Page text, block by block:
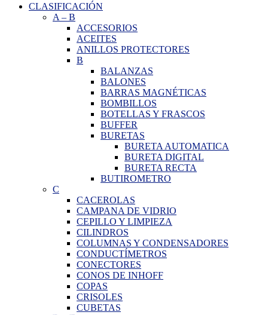
CLASIFICACIÓN
A – B
ACCESORIOS
ACEITES
ANILLOS PROTECTORES
B
BALANZAS
BALONES
BARRAS MAGNÉTICAS
BOMBILLOS
BOTELLAS Y FRASCOS
BUFFER
BURETAS
BURETA AUTOMATICA
BURETA DIGITAL
BURETA RECTA
BUTIROMETRO
C
CACEROLAS
CAMPANA DE VIDRIO
CEPILLO Y LIMPIEZA
CILINDROS
COLUMNAS Y CONDENSADORES
CONDUCTÍMETROS
CONECTORES
CONOS DE INHOFF
COPAS
CRISOLES
CUBETAS